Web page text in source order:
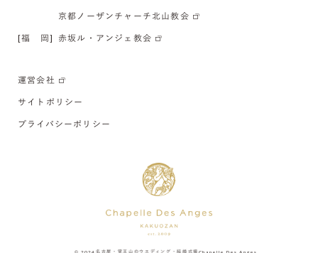
京都ノーザンチャーチ北山教会
[福 岡] 赤坂ル・アンジェ教会
運営会社
サイトポリシー
プライバシーポリシー
© 2024 名古屋・覚王山のウエディング・結婚式場 Chapelle Des Anges